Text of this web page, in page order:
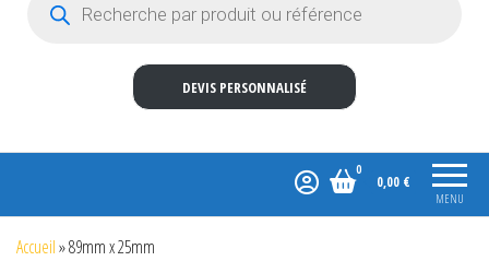
DEVIS PERSONNALISÉ
MENU
0
0,00 €
Accueil»89mm x 25mm